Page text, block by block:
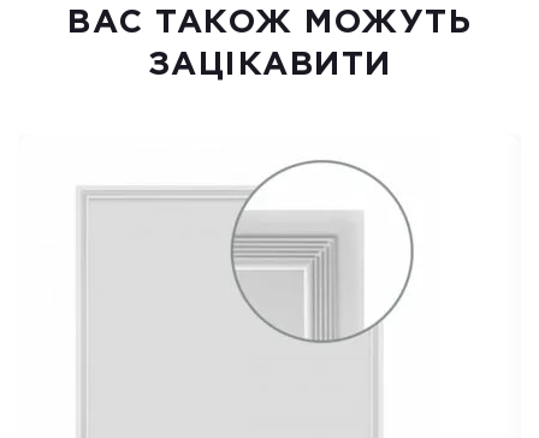
ВАC ТАКОЖ МОЖУТЬ
ЗАЦІКАВИТИ